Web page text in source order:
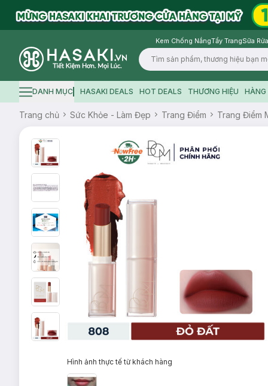
Kem Chống NắngTẩy TrangSữa
Logo
Hamburger icon
DANH MỤC HASAKI DEALS HOT DEALS THƯƠNG HIỆU HÀNG
Trang chủ Sức Khỏe - Làm Đẹp Trang Điểm Trang Điểm
Hình ảnh thực tế từ khách hàng